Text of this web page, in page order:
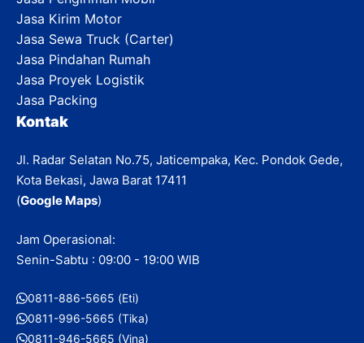
Jasa Kirim Motor
Jasa Sewa Truck (Carter)
Jasa Pindahan Rumah
Jasa Proyek Logistik
Jasa Packing
Kontak
Jl. Radar Selatan No.75, Jaticempaka, Kec. Pondok Gede,
Kota Bekasi, Jawa Barat 17411
(Google Maps)
Jam Operasional:
Senin-Sabtu : 09:00 - 19:00 WIB
0811-886-5665 (Eti)
0811-996-5665 (Tika)
0811-946-5665 (Vina)